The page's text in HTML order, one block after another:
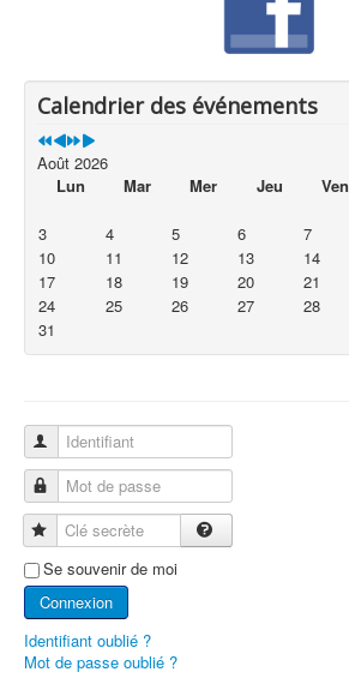
Calendrier des événements
Août 2026
Lun
Mar Mer Jeu Ven
3
4 5 6 7
10
11 12 13 14
17
18 19 20 21
24
25 26 27 28
31
Identifiant
Mot de passe
Clé secrète
Se souvenir de moi
Connexion
Identifiant oublié ?
Mot de passe oublié ?